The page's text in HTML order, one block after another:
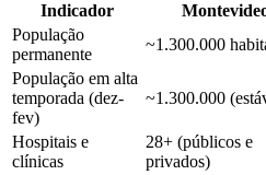
Indicador
População
permanente
~1.300.000
População em alta
temporada (dez-
fev)
~1.300.000
Hospitais e
clínicas
28+ (públicos e
privados)